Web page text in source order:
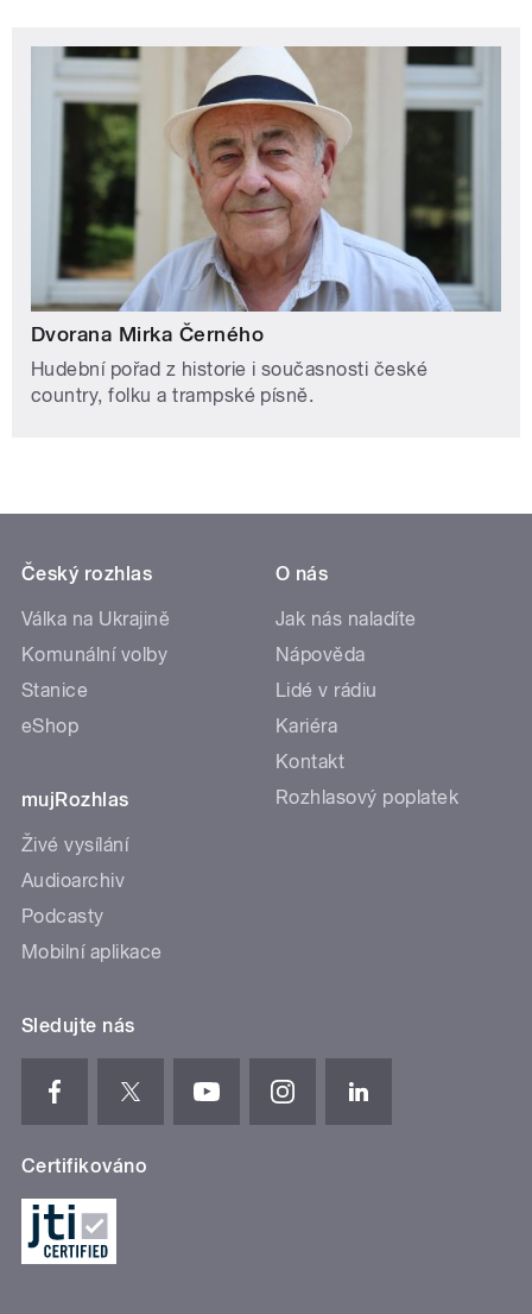
Dvorana Mirka Černého
Hudební pořad z historie i současnosti české
country, folku a trampské písně.
Český rozhlas
Válka na Ukrajině
Komunální volby
Stanice
eShop
mujRozhlas
Živé vysílání
Audioarchiv
Podcasty
Mobilní aplikace
O nás
Jak nás naladíte
Nápověda
Lidé v rádiu
Kariéra
Kontakt
Rozhlasový poplatek
Sledujte nás
Certifikováno